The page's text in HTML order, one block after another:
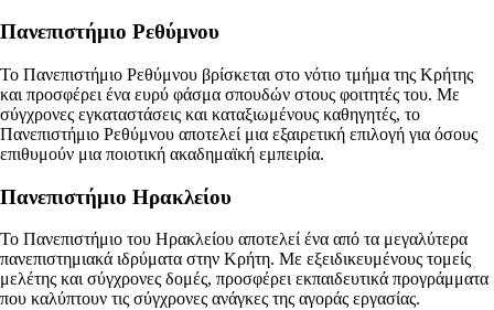
Πανεπιστήμιο Ρεθύμνου
Το Πανεπιστήμιο Ρεθύμνου βρίσκεται στο νότιο τμήμα της Κρήτης
και προσφέρει ένα ευρύ φάσμα σπουδών στους φοιτητές του. Με
σύγχρονες εγκαταστάσεις και καταξιωμένους καθηγητές, το
Πανεπιστήμιο Ρεθύμνου αποτελεί μια εξαιρετική επιλογή για όσους
επιθυμούν μια ποιοτική ακαδημαϊκή εμπειρία.
Πανεπιστήμιο Ηρακλείου
Το Πανεπιστήμιο του Ηρακλείου αποτελεί ένα από τα μεγαλύτερα
πανεπιστημιακά ιδρύματα στην Κρήτη. Με εξειδικευμένους τομείς
μελέτης και σύγχρονες δομές, προσφέρει εκπαιδευτικά προγράμματα
που καλύπτουν τις σύγχρονες ανάγκες της αγοράς εργασίας.